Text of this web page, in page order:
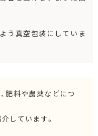
う真空包装にしていま
肥料や農薬などにつ
しています。